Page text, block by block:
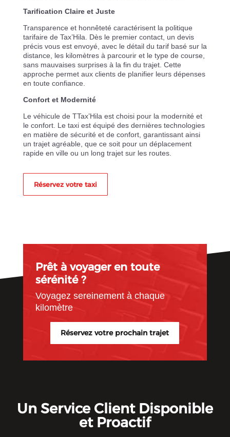
Tarification Claire et Juste
Transparence et honnêteté caractérisent la politique
tarifaire de Tax’Hila. Dès le premier contact, un devis
précis vous est envoyé, avec le détail du tarif basé sur la
distance, les kilomètres à parcourir et le type de course,
sans mauvaises surprises à la fin du trajet. Cette
approche permet aux clients de planifier leurs dépenses
en toute confiance.
Confort et Modernité
Le véhicule de TTax’Hila est choisi pour la modernité et
le confort. Le taxi est équipé des dernières technologies
en matière de sécurité et de confort, garantissant ainsi
un trajet agréable, que ce soit pour un déplacement
rapide en ville ou un long trajet sur les routes.
Réservez votre taxi
Prêt à voyager en toute
sérénité ?
Voyagez sereinement à chaque
kilomètre
Réservez votre prochain trajet
Un Service Client Disponible
et Proactif